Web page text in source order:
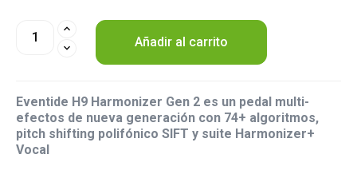
Añadir al carrito
Eventide H9 Harmonizer Gen 2 es un pedal multi-
efectos de nueva generación con 74+ algoritmos,
pitch shifting polifónico SIFT y suite Harmonizer+
Vocal